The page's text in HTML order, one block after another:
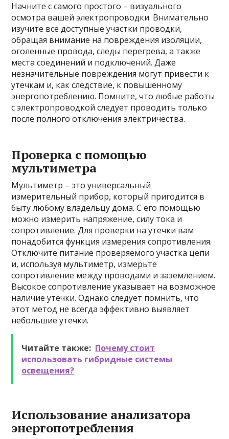
Начните с самого простого – визуального
осмотра вашей электропроводки. Внимательно
изучите все доступные участки проводки,
обращая внимание на повреждения изоляции,
оголенные провода, следы перегрева, а также
места соединений и подключений. Даже
незначительные повреждения могут привести к
утечкам и, как следствие, к повышенному
энергопотреблению. Помните, что любые работы
с электропроводкой следует проводить только
после полного отключения электричества.
Проверка с помощью
мультиметра
Мультиметр – это универсальный
измерительный прибор, который пригодится в
быту любому владельцу дома. С его помощью
можно измерить напряжение, силу тока и
сопротивление. Для проверки на утечки вам
понадобится функция измерения сопротивления.
Отключите питание проверяемого участка цепи
и, используя мультиметр, измерьте
сопротивление между проводами и заземлением.
Высокое сопротивление указывает на возможное
наличие утечки. Однако следует помнить, что
этот метод не всегда эффективно выявляет
небольшие утечки.
Читайте также: Почему стоит
использовать гибридные системы
освещения?
Использование анализатора
энергопотребления